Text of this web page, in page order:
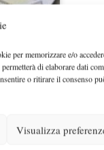
per memorizzare e/o
di elaborare dati
o ritirare il consenso
Visualizza
parametri